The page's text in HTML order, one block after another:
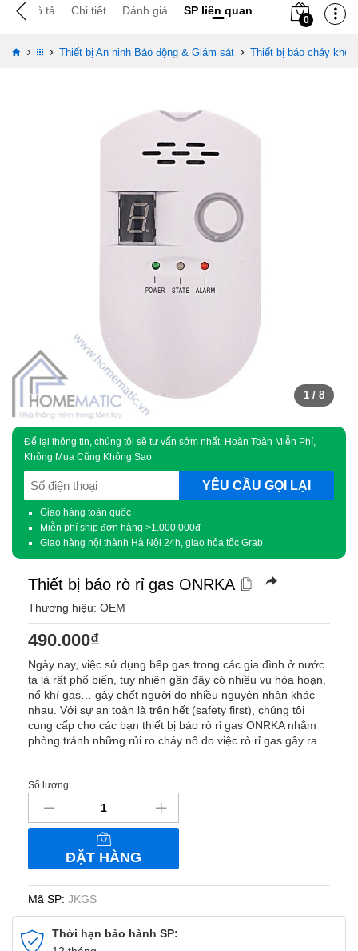
Mô tả Chi tiết Đánh giá SP liên quan
0
› › Thiết bị An ninh Báo động & Giám sát › Thiết bị báo cháy
1 / 8
Để lại thông tin, chúng tôi sẽ tư vấn sớm nhất. Hoàn Toàn Miễn Phí,
Không Mua Cũng Không Sao
SĐT
(Required)
Giao hàng toàn quốc
Miễn phí ship đơn hàng >1.000.000đ
Giao hàng nội thành Hà Nội 24h, giao hỏa tốc Grab
Thiết bị báo rò rỉ gas ONRKA
Thương hiệu: OEM
490.000₫
Ngày nay, việc sử dụng bếp gas trong các gia đình ở nước
ta là rất phổ biến, tuy nhiên gần đây có nhiều vụ hỏa hoạn,
nổ khí gas… gây chết người do nhiều nguyên nhân khác
nhau. Với sự an toàn là trên hết (safety first), chúng tôi
cung cấp cho các bạn thiết bị báo rò rỉ gas ONRKA nhằm
phòng tránh những rủi ro cháy nổ do việc rò rỉ gas gây ra.
Thiết
báo
ONRKA
lượng
Số lượng
ĐẶT HÀNG
Mã SP: JKGS
Thời hạn bảo hành SP: